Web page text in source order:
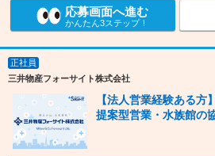
応募画面へ進む
かんたん3ステップ！
正社員
三井物産フォーサイト株式会社
【法人営業経験ある方
提案型営業・水族館の